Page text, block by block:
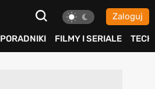
Zaloguj
PORADNIKI FILMY I SERIALE TECH